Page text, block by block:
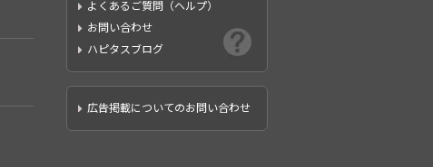
よくあるご質問（ヘルプ）
お問い合わせ
ハピタスブログ
広告掲載についてのお問い合わせ